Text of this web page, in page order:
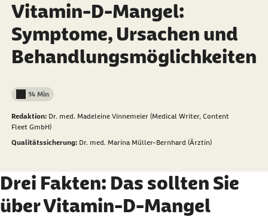
Vitamin-D-Mangel:
Symptome, Ursachen und
Behandlungsmöglichkeiten
Lesedauer weniger als
14 Min
Redaktion: Dr. med. Madeleine Vinnemeier (Medical Writer, Content
Fleet GmbH)
Qualitätssicherung: Dr. med. Marina Müller-Bernhard (Ärztin)
Drei Fakten: Das sollten Sie
über Vitamin-D-Mangel